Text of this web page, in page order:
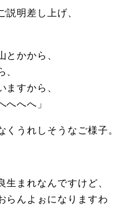
説明差し上げ、
とかから、
、
ますから、
へへへ」
くうれしそうなご様子。
生まれなんですけど、
らんよぉになりますわ